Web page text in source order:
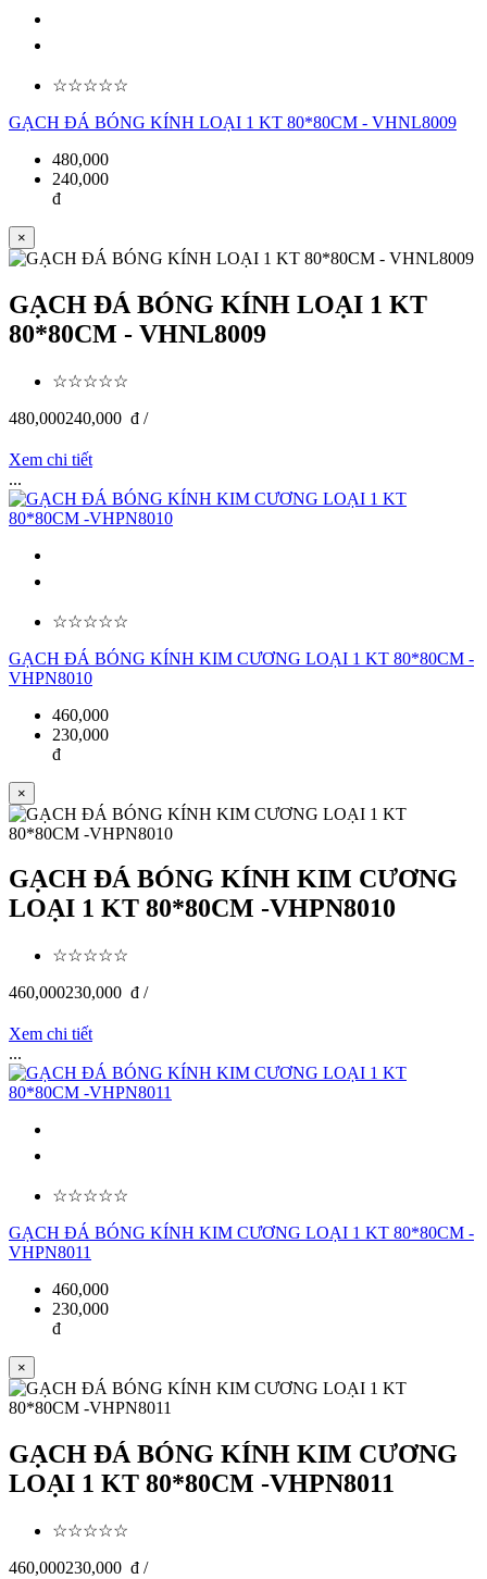
☆☆☆☆☆
GẠCH ĐÁ BÓNG KÍNH LOẠI 1 KT 80*80CM - VHNL8009
480,000
240,000
đ
×
GẠCH ĐÁ BÓNG KÍNH LOẠI 1 KT
80*80CM - VHNL8009
☆☆☆☆☆
480,000240,000 đ /
Xem chi tiết
...
☆☆☆☆☆
GẠCH ĐÁ BÓNG KÍNH KIM CƯƠNG LOẠI 1 KT 80*80CM -
VHPN8010
460,000
230,000
đ
×
GẠCH ĐÁ BÓNG KÍNH KIM CƯƠNG
LOẠI 1 KT 80*80CM -VHPN8010
☆☆☆☆☆
460,000230,000 đ /
Xem chi tiết
...
☆☆☆☆☆
GẠCH ĐÁ BÓNG KÍNH KIM CƯƠNG LOẠI 1 KT 80*80CM -
VHPN8011
460,000
230,000
đ
×
GẠCH ĐÁ BÓNG KÍNH KIM CƯƠNG
LOẠI 1 KT 80*80CM -VHPN8011
☆☆☆☆☆
460,000230,000 đ /